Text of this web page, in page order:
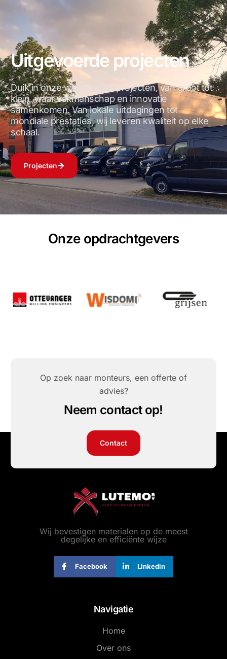
Uitgevoerde projecten
Duik in onze wereldwijde projecten, van groot tot
klein, waar vakmanschap en innovatie
samenkomen. Van lokale uitdagingen tot
mondiale prestaties, wij leveren kwaliteit op elke
schaal.
Projecten
Onze opdrachtgevers
Op zoek naar monteurs, een offerte of
advies?
Neem contact op!
Contact
Wij bevestigen materialen op de meest
degelijke en efficiënte wijze
Facebook Linkedin
Navigatie
Home
Over ons